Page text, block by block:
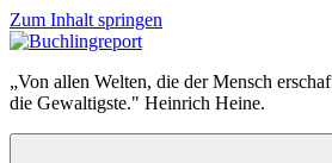
Zum Inhalt springen
Buchlingreport
„Von allen Welten, die der Mensch
die Gewaltigste." Heinrich Heine.